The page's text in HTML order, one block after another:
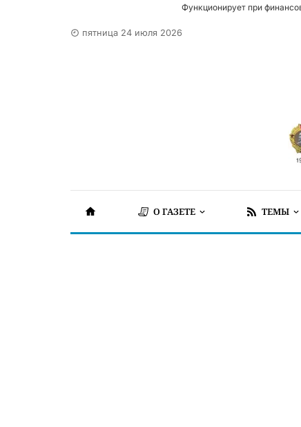
Функционирует при
пятница 24 июля 2026
О ГАЗЕТЕ ТЕМЫ